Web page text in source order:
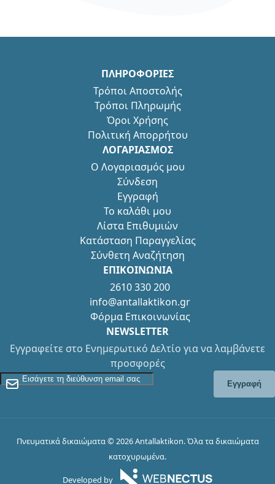
ΠΛΗΡΟΦΟΡΙΕΣ
Τρόποι Αποστολής
Τρόποι Πληρωμής
Όροι Χρήσης
Πολιτική Απορρήτου
ΛΟΓΑΡΙΑΣΜΟΣ
Ο Λογαριασμός μου
Σύνδεση
Εγγραφή
Το καλάθι μου
Λίστα Επιθυμιών
Κατάσταση Παραγγελίας
Σύνθετη Αναζήτηση
ΕΠΙΚΟΙΝΩΝΙΑ
2610 330 200
info@antallaktikon.gr
Φόρμα Επικοινωνίας
NEWSLETTER
Εγγραφείτε στο Ενημερωτικό Δελτίο για να λαμβάνετε
προσφορές
Εγγραφείτε στο Newsletter
Εγγραφή
Πνευματικά δικαιώματα © 2026 Antallaktikon. Όλα τα δικαιώματα
κατοχυρωμένα.
Developed by